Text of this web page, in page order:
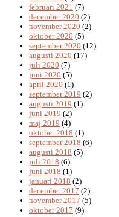
februari 2021 (7)
december 2020 (2)
november 2020 (2)
oktober 2020 (5)
september 2020 (12)
augusti 2020 (17)
juli 2020 (7)
juni 2020 (5)
april 2020 (1)
september 2019 (2)
augusti 2019 (1)
juni 2019 (2)
maj 2019 (4)
oktober 2018 (1)
september 2018 (6)
augusti 2018 (5)
juli 2018 (6)
juni 2018 (1)
januari 2018 (2)
december 2017 (2)
november 2017 (5)
oktober 2017 (9)